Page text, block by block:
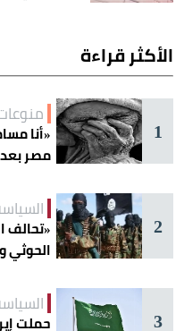
الأكثر قراءة
1
«أنا
مصر بعد
2
«تحالف
الحوثي
3 حملت